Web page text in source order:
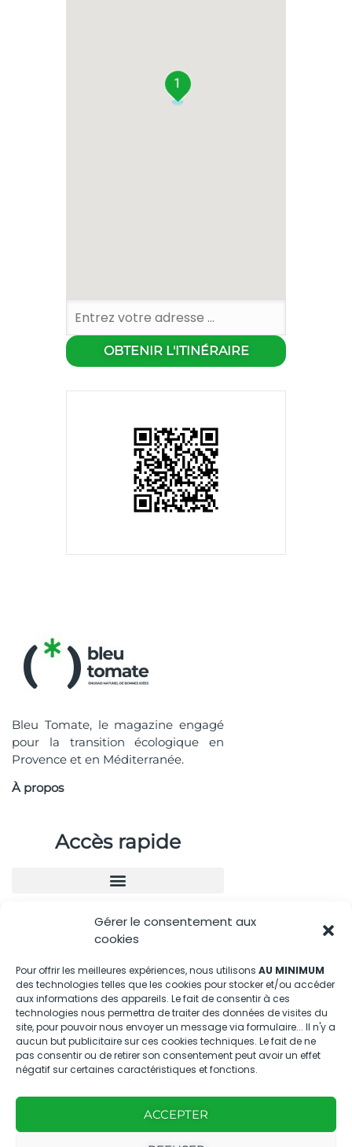
Gérer le consentement aux
cookies
Pour offrir les meilleures expériences, nous utilisons AU MINIMUM
des technologies telles que les cookies pour stocker et/ou accéder
aux informations des appareils. Le fait de consentir à ces
technologies nous permettra de traiter des données de visites du
site, pour pouvoir nous envoyer un message via formulaire... Il n'y a
aucun but publicitaire sur ces cookies techniques. Le fait de ne
pas consentir ou de retirer son consentement peut avoir un effet
négatif sur certaines caractéristiques et fonctions.
ACCEPTER
1
Bleu Tomate, le magazine engagé
pour la transition écologique en
Provence et en Méditerranée.
À propos
Accès rapide
Nous contacter
04.88.08.75.28
contactBT@bleu-tomate.fr
Kit média
Kit média Bleu Tomate
Nous suivre